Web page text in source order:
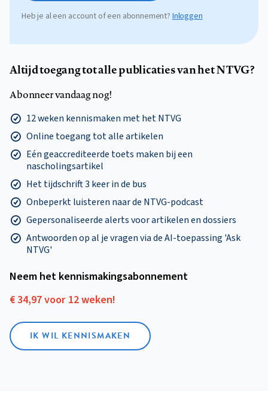
Heb je al een account of een abonnement? Inloggen
Altijd toegang tot alle publicaties van het NTVG?
Abonneer vandaag nog!
12 weken kennismaken met het NTVG
Online toegang tot alle artikelen
Eén geaccrediteerde toets maken bij een
nascholingsartikel
Het tijdschrift 3 keer in de bus
Onbeperkt luisteren naar de NTVG-podcast
Gepersonaliseerde alerts voor artikelen en dossiers
Antwoorden op al je vragen via de AI-toepassing 'Ask
NTVG'
Neem het kennismakings­abonnement
€ 34,97 voor 12 weken!
IK WIL KENNISMAKEN